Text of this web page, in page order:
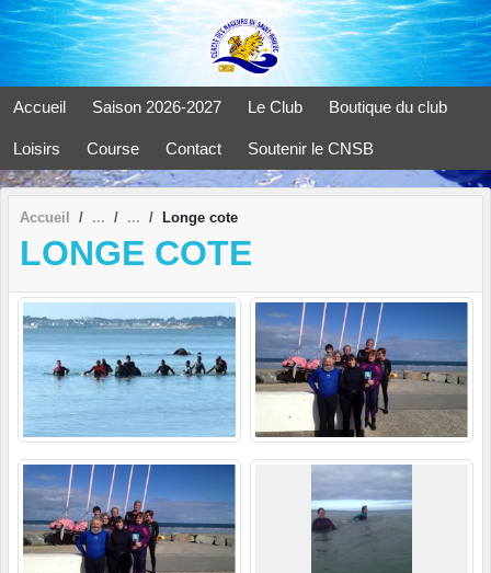
Accueil Saison 2026-2027 Le Club Boutique du club
Loisirs Course Contact Soutenir le CNSB
Accueil Longe cote
LONGE COTE
Panneau de gestion des cookies